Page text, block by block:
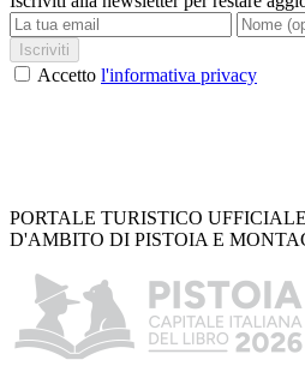
Iscriviti
Accetto l'informativa privacy
PORTALE TURISTICO
D'AMBITO DI PISTOIA E